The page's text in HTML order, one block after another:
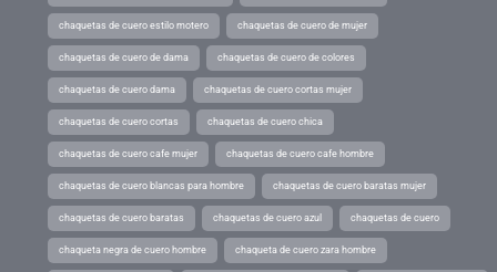
chaquetas de cuero estilo motero chaquetas de cuero de mujer
chaquetas de cuero de dama chaquetas de cuero de colores
chaquetas de cuero dama chaquetas de cuero cortas mujer
chaquetas de cuero cortas chaquetas de cuero chica
chaquetas de cuero cafe mujer chaquetas de cuero cafe hombre
chaquetas de cuero blancas para hombre chaquetas de cuero baratas mujer
chaquetas de cuero baratas chaquetas de cuero azul chaquetas de cuero
chaqueta negra de cuero hombre chaqueta de cuero zara hombre